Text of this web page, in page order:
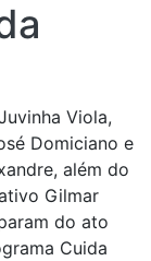
Viola,
Domiciano e
além do
Gilmar
do ato
Cuida